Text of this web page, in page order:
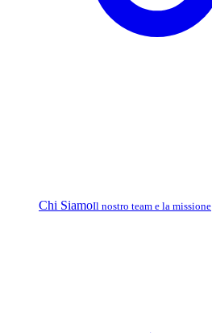
Chi SiamoIl nostro team e la missione